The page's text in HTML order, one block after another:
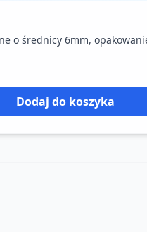
o średnicy 6mm,
Dodaj do koszyka